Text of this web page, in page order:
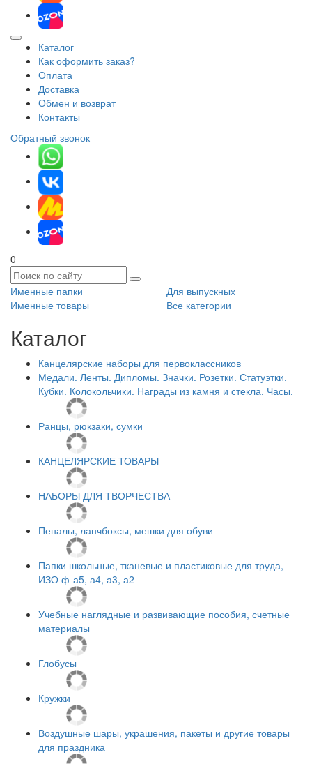
Каталог
Как оформить заказ?
Оплата
Доставка
Обмен и возврат
Контакты
Обратный звонок
0
Именные папки
Для выпускных
Именные товары
Все категории
Каталог
Канцелярские наборы для первоклассников
Медали. Ленты. Дипломы. Значки. Розетки. Статуэтки.
Кубки. Колокольчики. Награды из камня и стекла. Часы.
Ранцы, рюкзаки, сумки
КАНЦЕЛЯРСКИЕ ТОВАРЫ
НАБОРЫ ДЛЯ ТВОРЧЕСТВА
Пеналы, ланчбоксы, мешки для обуви
Папки школьные, тканевые и пластиковые для труда,
ИЗО ф-а5, а4, а3, а2
Учебные наглядные и развивающие пособия, счетные
материалы
Глобусы
Кружки
Воздушные шары, украшения, пакеты и другие товары
для праздника